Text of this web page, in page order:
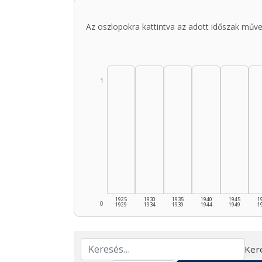
Az oszlopokra kattintva az adott időszak
0
1
1925
1929
1930
1934
1935
1939
1940
1944
1945
1949